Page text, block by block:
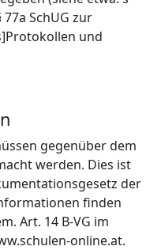
SchUG zur
und
gegenüber dem
werden. Dies ist
der
finden
Art. 14 B-VG im
online.at.